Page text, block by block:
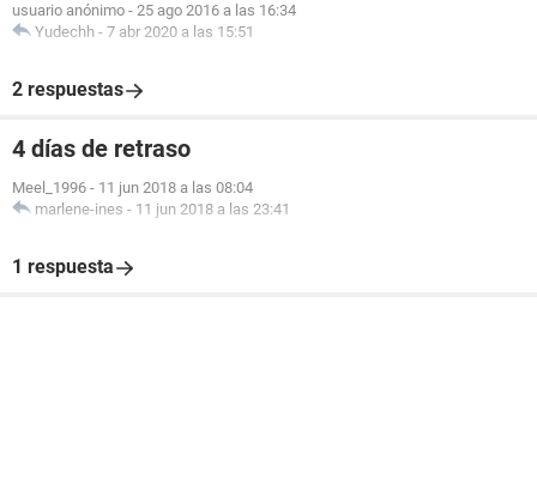
usuario anónimo - 25 ago 2016 a las 16:34
Yudechh - 7 abr 2020 a las 15:51
2 respuestas
4 días de retraso
Meel_1996 - 11 jun 2018 a las 08:04
marlene-ines - 11 jun 2018 a las 23:41
1 respuesta